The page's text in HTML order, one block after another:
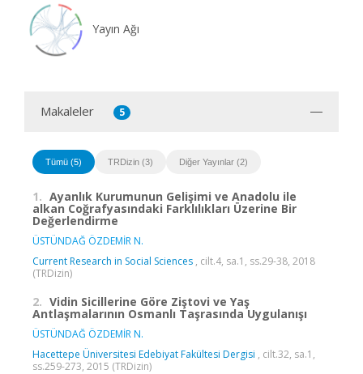
Yayın Ağı
Makaleler 5
Tümü (5) TRDizin (3) Diğer Yayınlar (2)
1. Ayanlık Kurumunun Gelişimi ve Anadolu ile
alkan Coğrafyasındaki Farklılıkları Üzerine Bir
Değerlendirme
ÜSTÜNDAĞ ÖZDEMİR N.
Current Research in Social Sciences , cilt.4, sa.1, ss.29-38, 2018
(TRDizin)
2. Vidin Sicillerine Göre Ziştovi ve Yaş
Antlaşmalarının Osmanlı Taşrasında Uygulanışı
ÜSTÜNDAĞ ÖZDEMİR N.
Hacettepe Üniversitesi Edebiyat Fakültesi Dergisi , cilt.32, sa.1,
ss.259-273, 2015 (TRDizin)